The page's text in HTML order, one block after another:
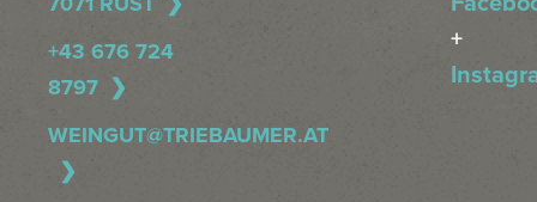
+43 676 724
8797
WEINGUT@TRIEBAUMER.AT
+